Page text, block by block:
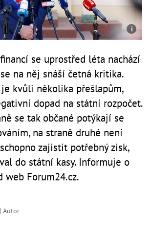
se uprostřed léta nachází
na něj snáší četná kritika.
kvůli několika přešlapům,
dopad na státní rozpočet.
se tak občané potýkají se
na straně druhé není
zajistit potřebný zisk,
do státní kasy. Informuje o
web Forum24.cz.
Autor